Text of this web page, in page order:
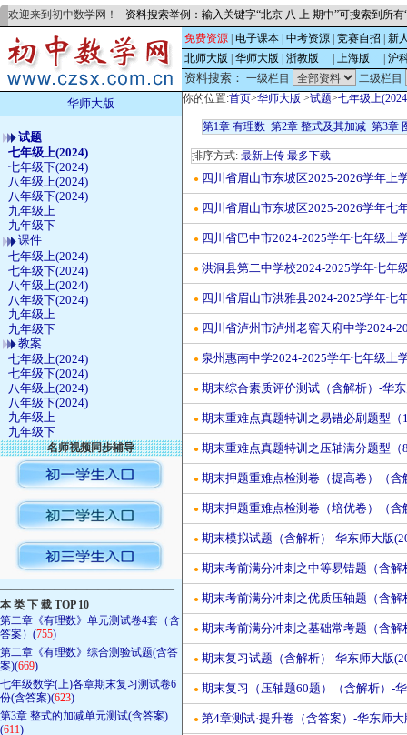
欢迎来到初中数学网！ 资料搜索举例：输入关键字“北京 八 上 期中”可搜索到所
免费资源 电子课本 中考资源 竞赛自招
新
北师大版
华师大版 浙教版 上海版 沪
资料搜索： 一级栏目 二级栏目
华师大版
试题
七年级上(2024)
七年级下(2024)
八年级上(2024)
八年级下(2024)
九年级上
九年级下
课件
七年级上(2024)
七年级下(2024)
八年级上(2024)
八年级下(2024)
九年级上
九年级下
教案
七年级上(2024)
七年级下(2024)
八年级上(2024)
八年级下(2024)
九年级上
九年级下
名师视频同步辅导
————————————————
本 类 下 载 TOP 10
第二章《有理数》单元测试卷4套（含
答案）(755)
第二章《有理数》综合测验试题(含答
案)(669)
七年级数学(上)各章期末复习测试卷6
份(含答案)(623)
第3章 整式的加减单元测试(含答案)
(611)
你的位置:首页>华师大版 >试题>七年级上
第1章 有理数 第2章 整式及其加减 第3章
排序方式: 最新上传 最多下载
● 四川省眉山市东坡区2025-2026学年上
● 四川省眉山市东坡区2025-2026学年七
● 四川省巴中市2024-2025学年七年级上
● 洪洞县第二中学校2024-2025学年七年
● 四川省眉山市洪雅县2024-2025学年七
● 四川省泸州市泸州老窖天府中学2024-
● 泉州惠南中学2024-2025学年七年级上
● 期末综合素质评价测试（含解析）-华
● 期末重难点真题特训之易错必刷题型
● 期末重难点真题特训之压轴满分题型
● 期末押题重难点检测卷（提高卷）（
● 期末押题重难点检测卷（培优卷）（
● 期末模拟试题（含解析）-华东师大版
● 期末考前满分冲刺之中等易错题（含解
● 期末考前满分冲刺之优质压轴题（含解
● 期末考前满分冲刺之基础常考题（含解
● 期末复习试题（含解析）-华东师大版
● 期末复习（压轴题60题）（含解析）-
● 第4章测试·提升卷（含答案）-华东师